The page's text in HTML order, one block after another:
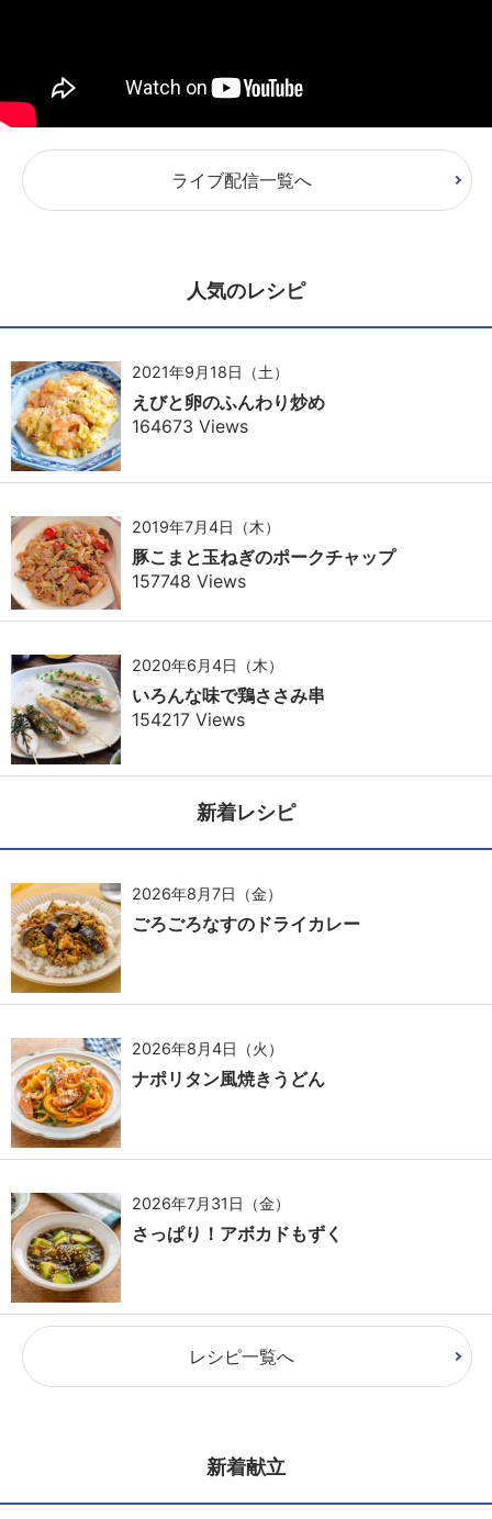
ライブ配信一覧へ
人気のレシピ
2021年9月18日（土）
えびと卵のふんわり炒め
164673 Views
2019年7月4日（木）
豚こまと玉ねぎのポークチャップ
157748 Views
2020年6月4日（木）
いろんな味で鶏ささみ串
154217 Views
新着レシピ
2026年8月7日（金）
ごろごろなすのドライカレー
2026年8月4日（火）
ナポリタン風焼きうどん
2026年7月31日（金）
さっぱり！アボカドもずく
レシピ一覧へ
新着献立